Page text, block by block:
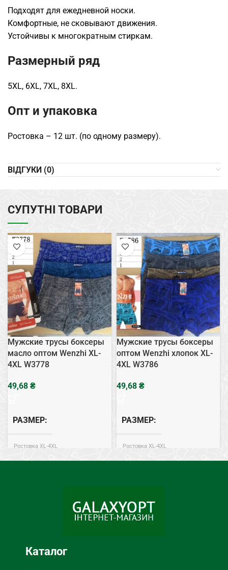
Подходят для ежедневной носки.
Комфортные, не сковывают движения.
Устойчивы к многократным стиркам.
Размерный ряд
5XL, 6XL, 7XL, 8XL.
Опт и упаковка
Ростовка – 12 шт. (по одному размеру).
ВІДГУКИ (0)
СУПУТНІ ТОВАРИ
Мужские трусы боксеры
масло оптом Wenzhi XL-
4XL W3778
₴
РАЗМЕР
Ростовка XL-4XL
ТИП НИЖНЕГО БЕЛЬЯ
Мужские трусы боксеры
оптом Wenzhi хлопок XL-
4XL W3786
₴
РАЗМЕР
Ростовка XL-4XL
ТИП НИЖНЕГО БЕЛЬЯ
Каталог